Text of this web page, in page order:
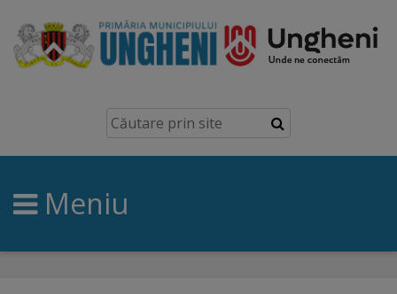
Ungheni
Prezentare
generală
Simbolurile
Meniu